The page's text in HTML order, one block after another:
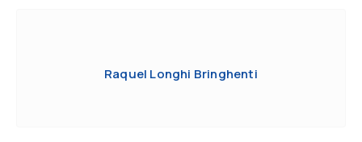
Raquel Longhi Bringhenti